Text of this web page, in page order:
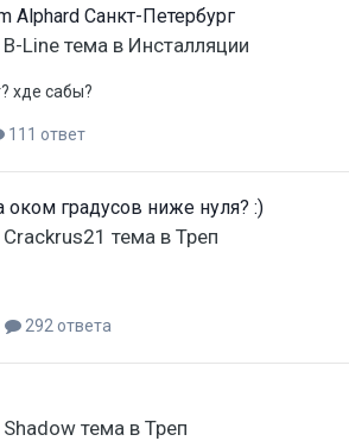
Alphard Санкт-Петербург
B-Line тема в Инсталляции
хде сабы?
111 ответ
оком градусов ниже нуля? :)
Crackrus21 тема в Треп
292 ответа
Shadow тема в Треп